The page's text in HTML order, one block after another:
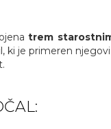
trem
ki je primeren